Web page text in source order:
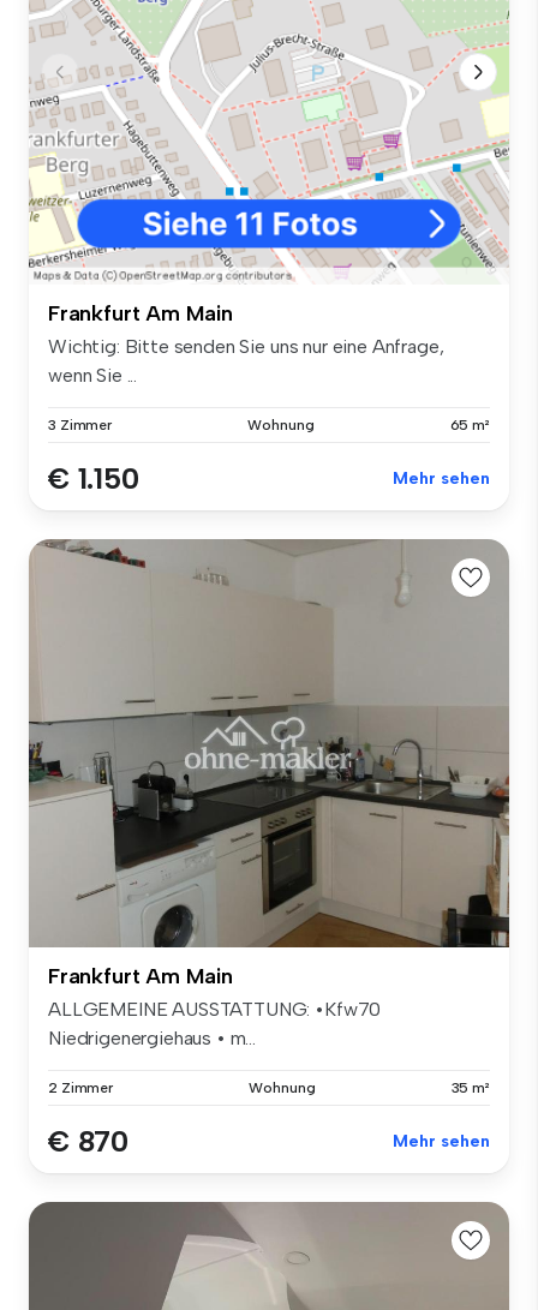
Frankfurt Am Main
Wichtig: Bitte senden Sie uns nur eine Anfrage,
wenn Sie ...
3 Zimmer Wohnung 65 m²
€ 1.150 Mehr sehen
Frankfurt Am Main
ALLGEMEINE AUSSTATTUNG: •Kfw70
Niedrigenergiehaus • m...
2 Zimmer Wohnung 35 m²
€ 870 Mehr sehen